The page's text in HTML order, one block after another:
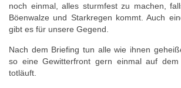
noch einmal, alles sturmfest zu machen,
Böenwalze und Starkregen kommt. Auch
gibt es für unsere Gegend.
Nach dem Briefing tun alle wie ihnen
so eine Gewitterfront gern einmal auf
totläuft.